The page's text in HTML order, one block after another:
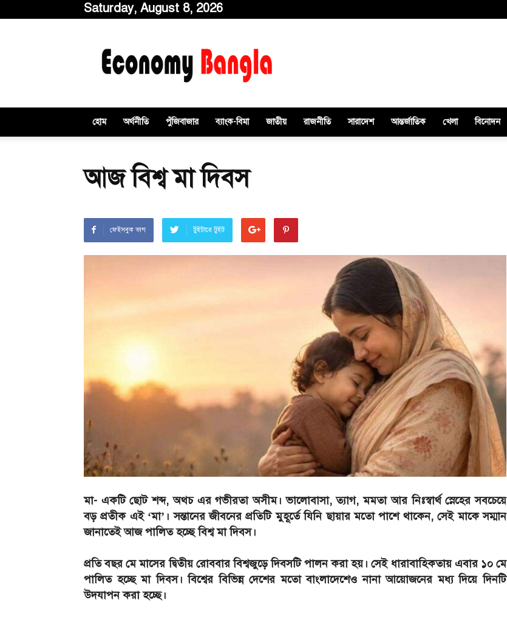
Saturday, August 8, 2026
হোম অর্থনীতি পুঁজিবাজার ব্যাংক-বিমা জাতীয় রাজনীতি সারাদেশ আন্তর্জাতিক খেলা বিনোদন
আজ বিশ্ব মা দিবস
ফেইসবুক ভাগ টুইটারে টুইট
মা- একটি ছোট শব্দ, অথচ এর গভীরতা অসীম। ভালোবাসা, ত্যাগ, মমতা আর নিঃস্বার্থ স্নেহের সবচেয়ে
বড় প্রতীক এই ‘মা’। সন্তানের জীবনের প্রতিটি মুহূর্তে যিনি ছায়ার মতো পাশে থাকেন, সেই মাকে সম্মান
জানাতেই আজ পালিত হচ্ছে বিশ্ব মা দিবস।
প্রতি বছর মে মাসের দ্বিতীয় রোববার বিশ্বজুড়ে দিবসটি পালন করা হয়। সেই ধারাবাহিকতায় এবার ১০ মে
পালিত হচ্ছে মা দিবস। বিশ্বের বিভিন্ন দেশের মতো বাংলাদেশেও নানা আয়োজনের মধ্য দিয়ে দিনটি
উদযাপন করা হচ্ছে।